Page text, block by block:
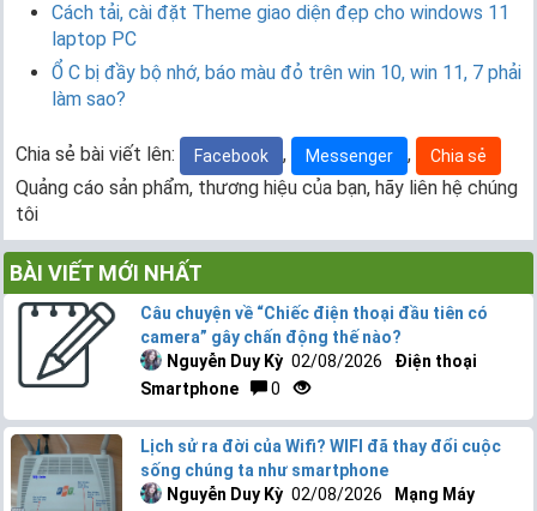
Cách tải, cài đặt Theme giao diện đẹp cho windows 11
laptop PC
Ổ C bị đầy bộ nhớ, báo màu đỏ trên win 10, win 11, 7 phải
làm sao?
Chia sẻ bài viết lên: Facebook , Messenger , Chia sẻ
Quảng cáo sản phẩm, thương hiệu của bạn, hãy liên hệ chúng
tôi
BÀI VIẾT MỚI NHẤT
Câu chuyện về “Chiếc điện thoại đầu tiên có
camera” gây chấn động thế nào?
Nguyễn Duy Kỳ 02/08/2026
Điện thoại
Smartphone
0
Lịch sử ra đời của Wifi? WIFI đã thay đổi cuộc
sống chúng ta như smartphone
Nguyễn Duy Kỳ 02/08/2026
Mạng Máy